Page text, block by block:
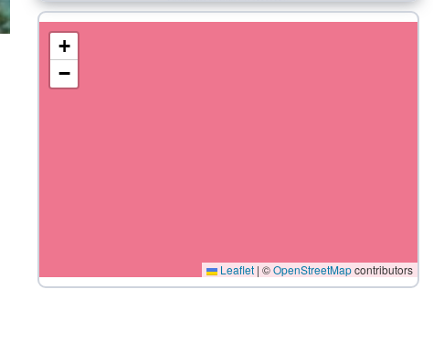
+
−
Leaflet | ©OpenStreetMapcontributors